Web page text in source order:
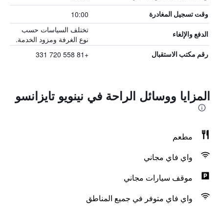
وقت تسجيل المغادرة 10:00
الدفع والإلغاء
تختلف السياسات حسب
نوع الغرفة ومزود الخدمة.
رقم مكتب الاستقبال +81 558 720 331
المزايا ووسائل الراحة في نينويو تايزانسو
مطعم
واي فاي مجاني
موقف سيارات مجاني
واي فاي متوفر في جميع المناطق